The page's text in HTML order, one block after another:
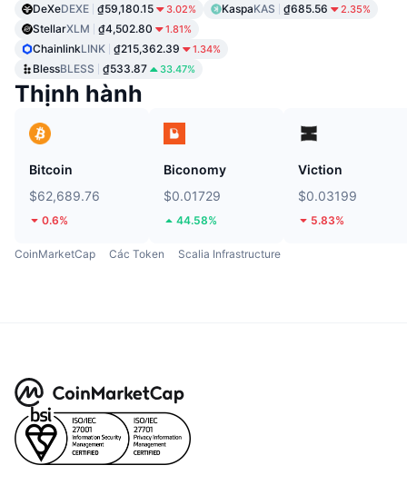
DeXeDEXE ₫59,180.15 3.02% KaspaKAS ₫685.56 2.35%
StellarXLM ₫4,502.80 1.81%
ChainlinkLINK ₫215,362.39 1.34%
BlessBLESS ₫533.87 33.47%
Thịnh hành
Bitcoin
$62,689.76
0.6%
Biconomy
$0.01729
44.58%
Viction
$0.03199
5.83%
CoinMarketCap Các Token Scalia Infrastructure